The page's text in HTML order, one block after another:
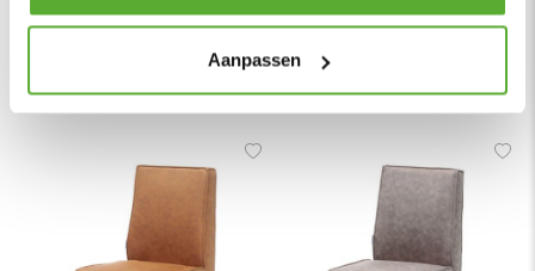
Aanpassen
Vianen, 10 autominuten van Utrecht.